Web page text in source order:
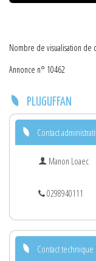
Nombre de visualisation de
Annonce n° 10462
PLUGUFFAN
Contact
Manon Loaec
0298940111
Contact technique